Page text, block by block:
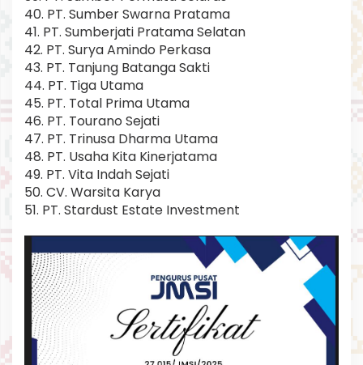
40. PT. Sumber Swarna Pratama
41. PT. Sumberjati Pratama Selatan
42. PT. Surya Amindo Perkasa
43. PT. Tanjung Batanga Sakti
44. PT. Tiga Utama
45. PT. Total Prima Utama
46. PT. Tourano Sejati
47. PT. Trinusa Dharma Utama
48. PT. Usaha Kita Kinerjatama
49. PT. Vita Indah Sejati
50. CV. Warsita Karya
51. PT. Stardust Estate Investment